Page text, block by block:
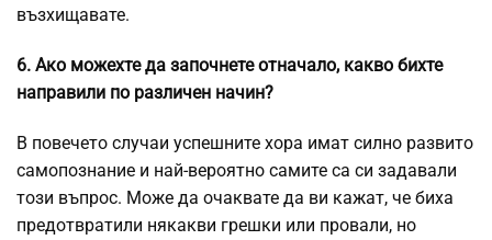
възхищавате.
6. Ако можехте да започнете отначало, какво бихте
направили по различен начин?
В повечето случаи успешните хора имат силно развито
самопознание и най-вероятно самите са си задавали
този въпрос. Може да очаквате да ви кажат, че биха
предотвратили някакви грешки или провали, но